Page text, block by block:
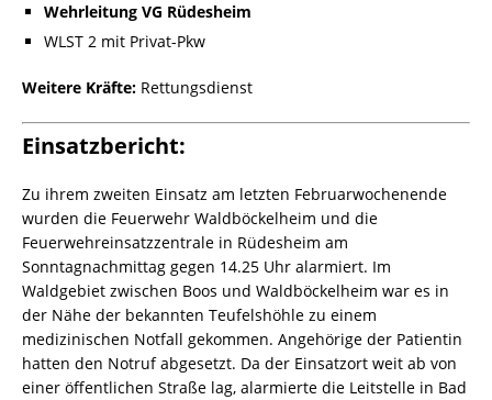
Wehrleitung VG Rüdesheim
WLST 2 mit Privat-Pkw
Weitere Kräfte: Rettungsdienst
Einsatzbericht:
Zu ihrem zweiten Einsatz am letzten Februarwochenende
wurden die Feuerwehr Waldböckelheim und die
Feuerwehreinsatzzentrale in Rüdesheim am
Sonntagnachmittag gegen 14.25 Uhr alarmiert. Im
Waldgebiet zwischen Boos und Waldböckelheim war es in
der Nähe der bekannten Teufelshöhle zu einem
medizinischen Notfall gekommen. Angehörige der Patientin
hatten den Notruf abgesetzt. Da der Einsatzort weit ab von
einer öffentlichen Straße lag, alarmierte die Leitstelle in Bad